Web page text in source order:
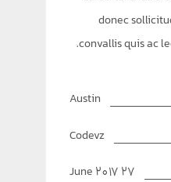
donec
convallis quis ac
Austin
Codevz
27 June 2017